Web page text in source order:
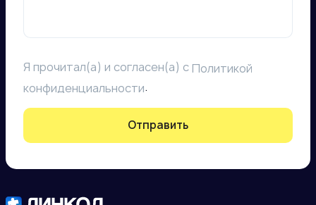
Я прочитал(а) и согласен(а) сПолитикой
конфиденциальности.
Отправить